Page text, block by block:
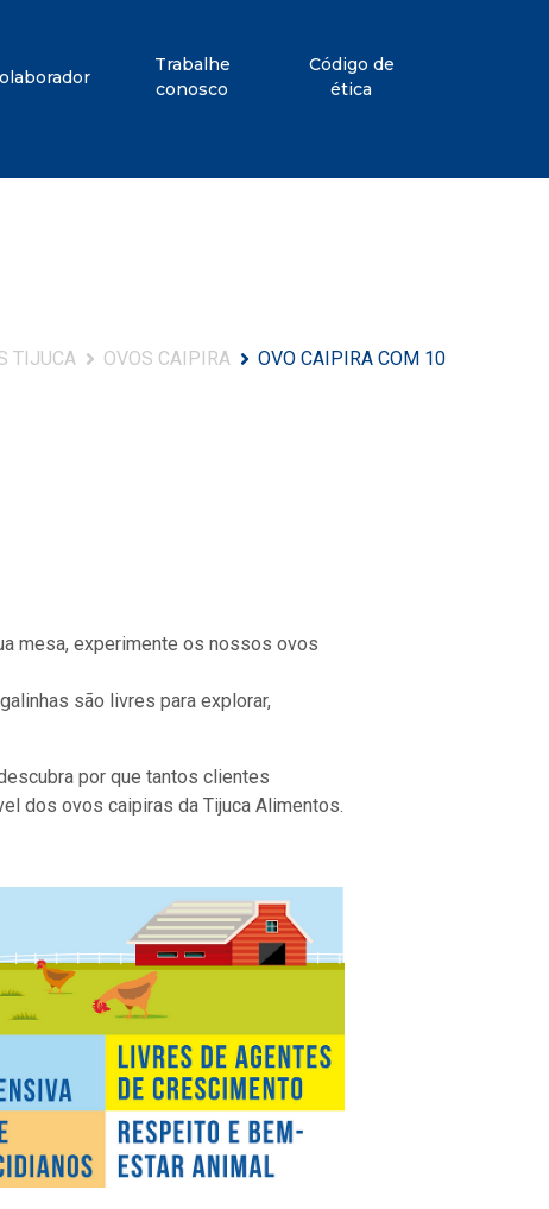
Trabalhe
conosco
Código de
ética
TIJUCA OVOS CAIPIRA OVO CAIPIRA COM 10
mesa, experimente os nossos ovos
são livres para explorar,
por que tantos clientes
dos ovos caipiras da Tijuca Alimentos.